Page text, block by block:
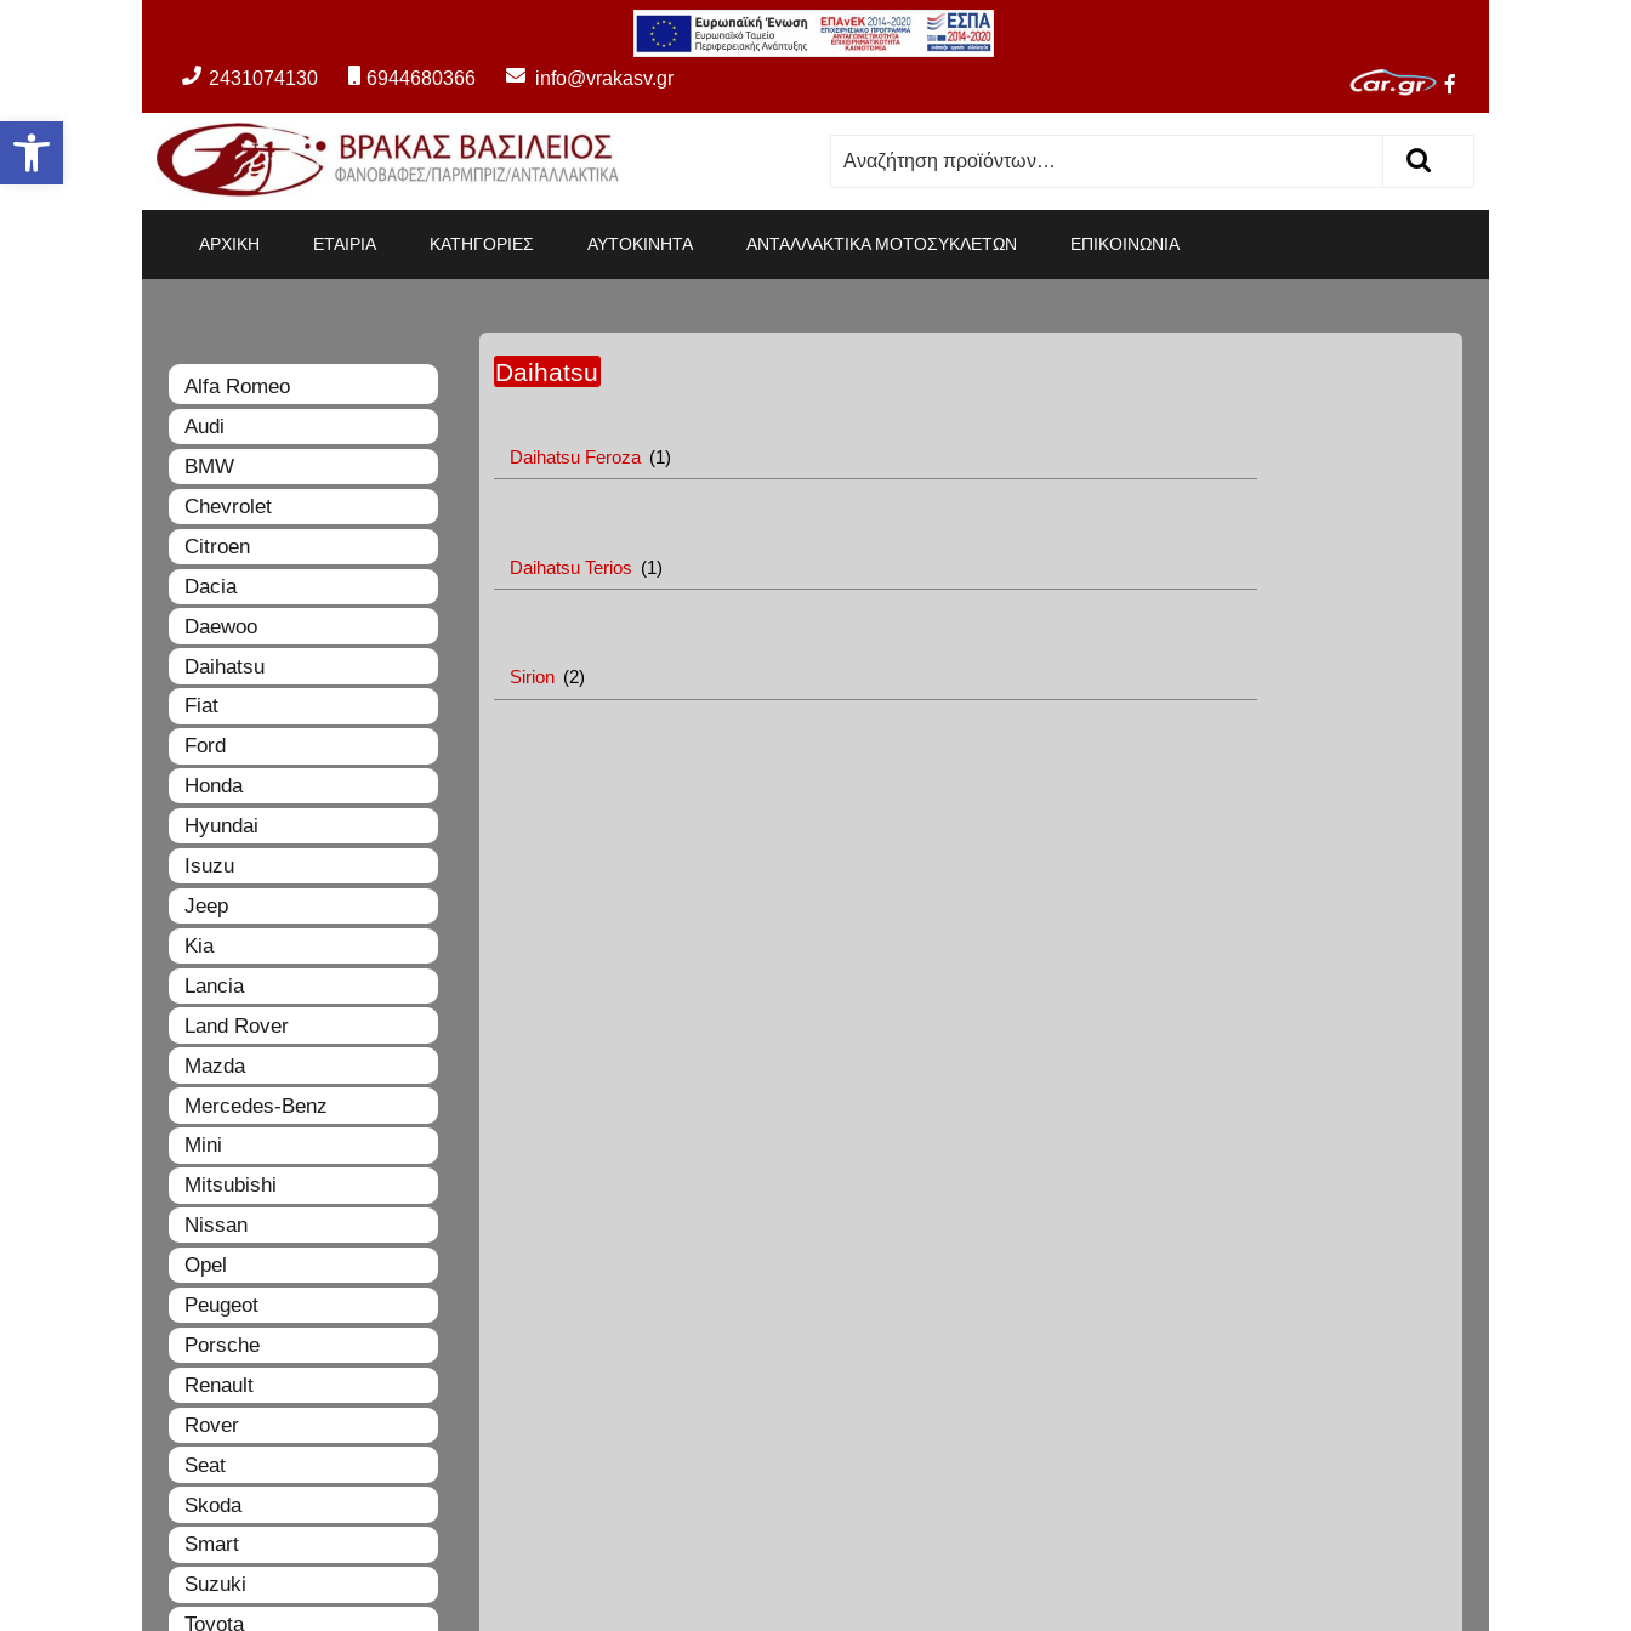
Ανοίξτε τη γραμμή εργαλείων
2431074130 6944680366 info@vrakasv.gr
ΑΡΧΙΚΗ ΕΤΑΙΡΙΑ ΚΑΤΗΓΟΡΙΕΣ ΑΥΤΟΚΙΝΗΤΑ ΑΝΤΑΛΛΑΚΤΙΚΑ ΜΟΤΟΣΥΚΛΕΤΩΝ ΕΠΙΚΟΙΝΩΝΙΑ
Daihatsu
Daihatsu Feroza (1)
Daihatsu Terios (1)
Sirion (2)
Alfa Romeo
Audi
BMW
Chevrolet
Citroen
Dacia
Daewoo
Daihatsu
Fiat
Ford
Honda
Hyundai
Isuzu
Jeep
Kia
Lancia
Land Rover
Mazda
Mercedes-Benz
Mini
Mitsubishi
Nissan
Opel
Peugeot
Porsche
Renault
Rover
Seat
Skoda
Smart
Suzuki
Toyota